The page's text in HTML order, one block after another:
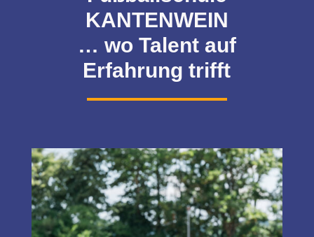
KANTENWEIN
… wo Talent auf
Erfahrung trifft